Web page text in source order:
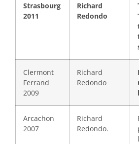
Strasbourg
2011
Richard
Redondo
Clermont
Ferrand
2009
Richard
Redondo
Arcachon
2007
Richard
Redondo.